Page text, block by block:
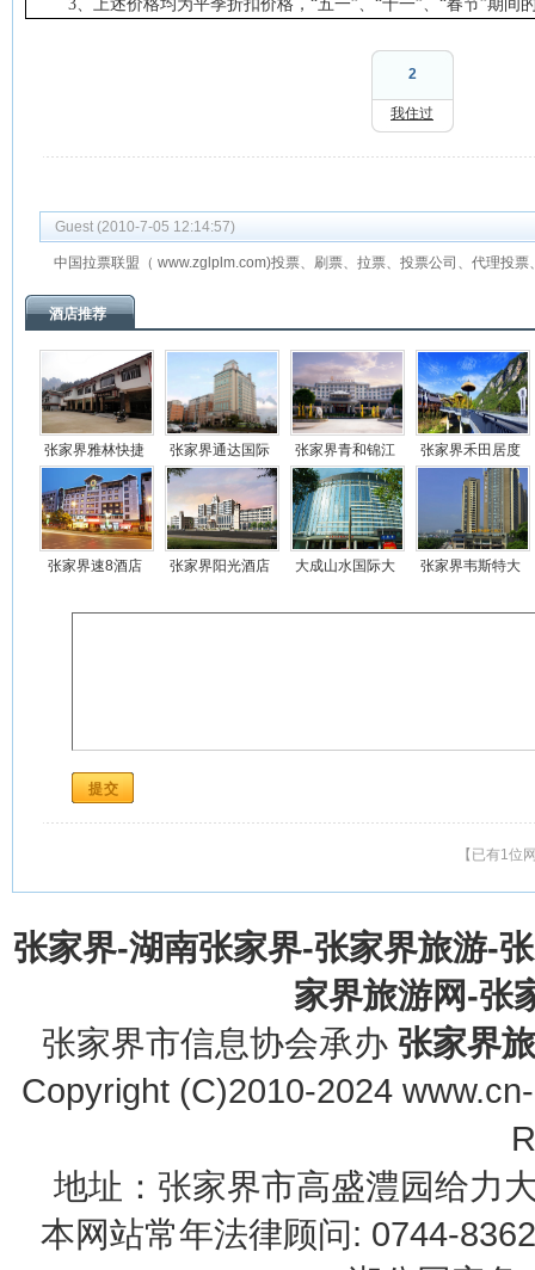
2
我住过
Guest (2010-7-05 12:14:57)
中国拉票联盟（ www.zglplm.com)投票、刷票、拉票、投票公司、代理投
酒店推荐
张家界雅林快捷
酒店
张家界通达国际
张家界青和锦江
国际酒店
张家界禾田居度
假酒店
张家界速8酒店
张家界阳光酒店
大成山水国际大
张家界韦斯特大
【已有1位
张家界-湖南张家界-张家界旅游-
家界旅游网-张
张家界市信息协会承办 张家界
Copyright (C)2010-2024
地址：张家界市高盛澧园给力
本网站常年法律顾问: 0744-